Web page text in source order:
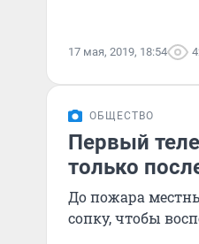
17 мая, 2019, 18:54
ОБЩЕСТВО
Первый
только
До пожара
сопку, чтобы